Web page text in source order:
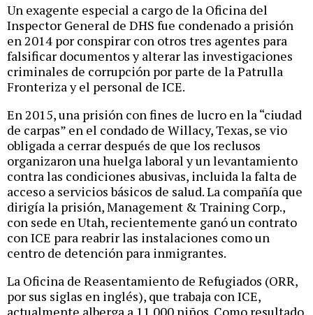
Un exagente especial a cargo de la Oficina del
Inspector General de DHS fue condenado a prisión
en 2014 por conspirar con otros tres agentes para
falsificar documentos y alterar las investigaciones
criminales de corrupción por parte de la Patrulla
Fronteriza y el personal de ICE.
En 2015, una prisión con fines de lucro en la “ciudad
de carpas” en el condado de Willacy, Texas, se vio
obligada a cerrar después de que los reclusos
organizaron una huelga laboral y un levantamiento
contra las condiciones abusivas, incluida la falta de
acceso a servicios básicos de salud. La compañía que
dirigía la prisión, Management & Training Corp.,
con sede en Utah, recientemente ganó un contrato
con ICE para reabrir las instalaciones como un
centro de detención para inmigrantes.
La Oficina de Reasentamiento de Refugiados (ORR,
por sus siglas en inglés), que trabaja con ICE,
actualmente alberga a 11.000 niños. Como resultado